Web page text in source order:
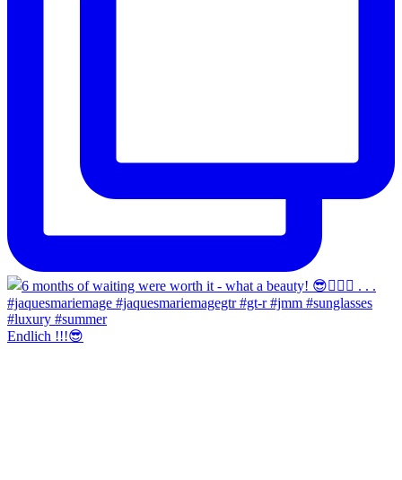
Endlich !!!😎